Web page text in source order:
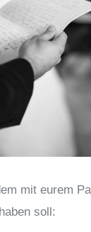
mit eurem
soll: